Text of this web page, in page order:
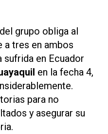
grupo obliga al
a tres en ambos
sufrida en Ecuador
en la fecha 4,
para no
y asegurar su